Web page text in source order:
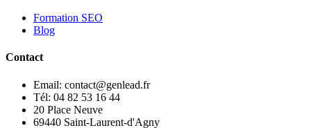
Formation SEO
Blog
Contact
Email: contact@genlead.fr
Tél: 04 82 53 16 44
20 Place Neuve
69440 Saint-Laurent-d'Agny